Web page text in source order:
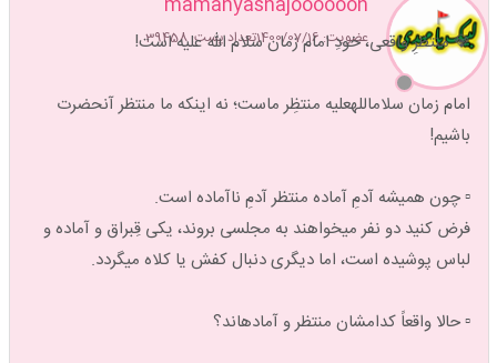
عضویت: 1400/07/16 تعداد پست: 39458
💎 منتظرِ واقعی، خودِ امام زمان سلام الله علیه است!
امام زمان سلاماللهعلیه منتظِر ماست؛ نه اینکه ما منتظر آنحضرت
باشیم!
▫️ چون همیشه آدمِ آماده منتظر آدمِ ناآماده است.
فرض کنید دو نفر میخواهند به مجلسی بروند، یکی قِبراق و آماده و
لباس پوشیده است، اما دیگری دنبال کفش یا کلاه میگردد.
▫️ حالا واقعاً کدامشان منتظر و آمادهاند؟